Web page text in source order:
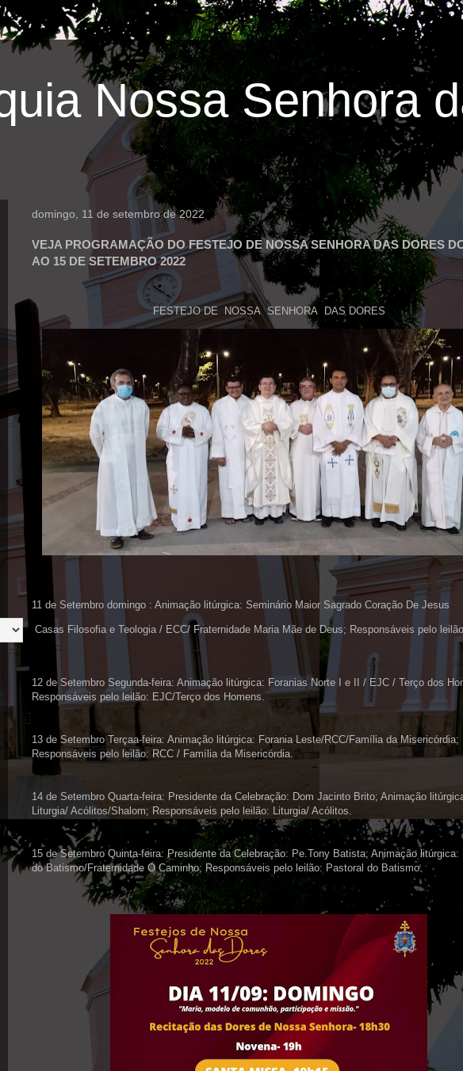
Nossa Senhora
domingo, 11 de setembro de 2022
VEJA PROGRAMAÇÃO DO FESTEJO DE NOSSA SENHORA DAS DORES
AO 15 DE SETEMBRO 2022
FESTEJO DE NOSSA SENHORA DAS DORES
11 de Setembro domingo : Animação litúrgica: Seminário Maior Sagrado Coração De Jesus
Casas Filosofia e Teologia / ECC/ Fraternidade Maria Mãe de Deus; Responsáveis pelo
12 de Setembro Segunda-feira: Animação litúrgica: Foranias Norte I e II / EJC / Terço dos
Responsáveis pelo leilão: EJC/Terço dos Homens.
13 de Setembro Terçaa-feira: Animação litúrgica: Forania Leste/RCC/Família da Misericórdia;
Responsáveis pelo leilão: RCC / Família da Misericórdia.
14 de Setembro Quarta-feira: Presidente da Celebração: Dom Jacinto Brito; Animação
Liturgia/ Acólitos/Shalom; Responsáveis pelo leilão: Liturgia/ Acólitos.
15 de Setembro Quinta-feira: Presidente da Celebração: Pe.Tony Batista; Animação litúrgica:
do Batismo/Fraternidade O Caminho; Responsáveis pelo leilão: Pastoral do Batismo.